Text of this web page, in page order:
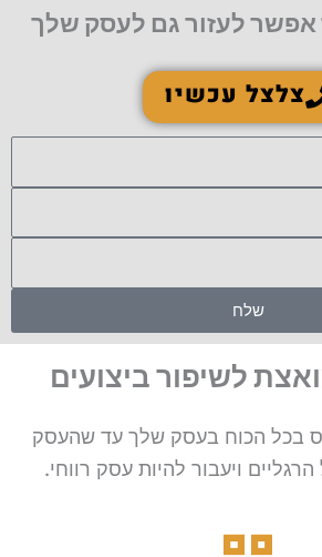
אפשר לעזור גם לעסק שלך
צלצל עכשיו
שלח
לשיפור ביצועים
נכנס בכל הכוח בעסק שלך עד שהעסק
ויעבור להיות עסק רווחי.